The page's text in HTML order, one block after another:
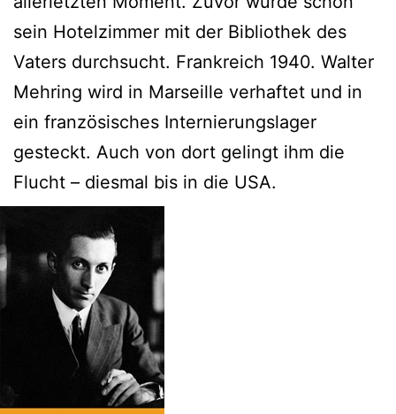
sein Hotelzimmer mit der Bibliothek des
Vaters durchsucht. Frankreich 1940. Walter
Mehring wird in Marseille verhaftet und in
ein französisches Internierungslager
gesteckt. Auch von dort gelingt ihm die
Flucht – diesmal bis in die USA.